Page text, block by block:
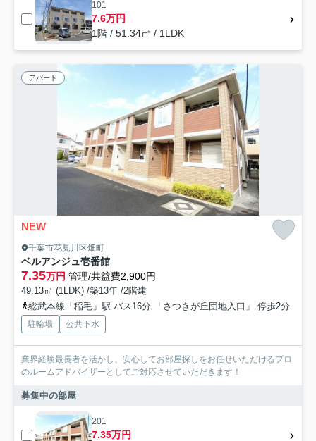
101
7.6万円
1階 / 51.34㎡ / 1LDK
アパート
NEW
千葉市花見川区畑町
ベルアンジュ壱番館
7.35万円 管理/共益費2,900円
49.13㎡ (1LDK) /築13年 /2階建
総武本線「稲毛」駅 バス16分 「さつきが丘団地入口」 停歩2分
駐輪場 公共下水
業界経験最長者を活かし、安心してお部屋探しをお任せいただけるプロ
のルームアドバイザーとしてご対応させていただきます！
募集中の部屋
201
7.35万円